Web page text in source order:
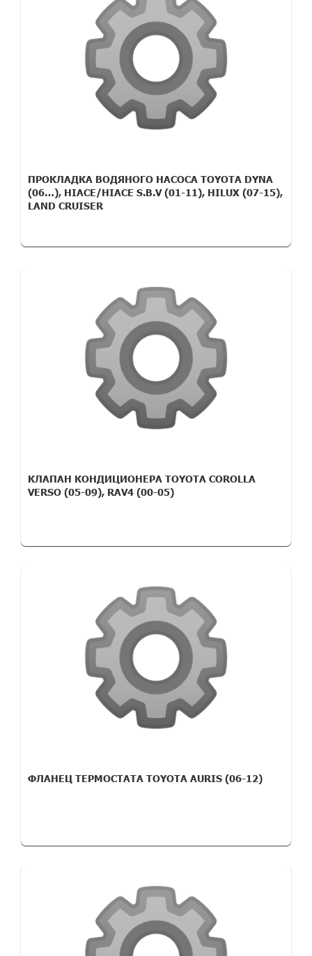
ПРОКЛАДКА ВОДЯНОГО НАСОСА TOYOTA DYNA
(06…), HIACE/HIACE S.B.V (01-11), HILUX (07-15),
LAND CRUISER
КЛАПАН КОНДИЦИОНЕРА TOYOTA COROLLA
VERSO (05-09), RAV4 (00-05)
ФЛАНЕЦ ТЕРМОСТАТА TOYOTA AURIS (06-12)